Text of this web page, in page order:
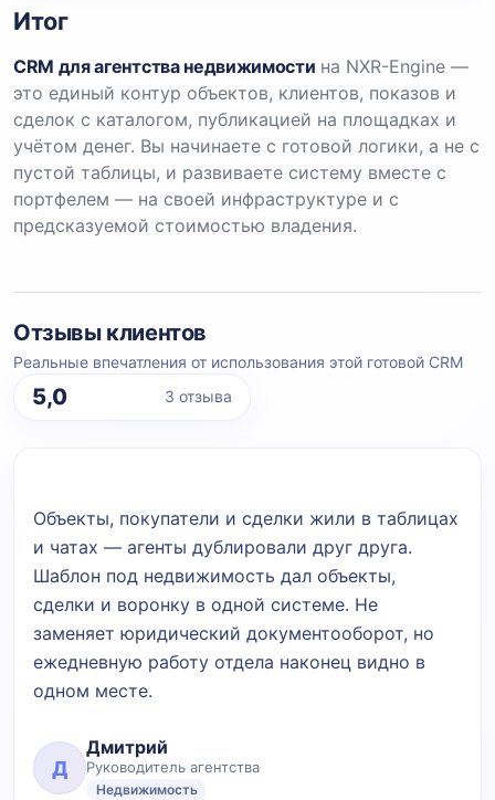
Итог
CRM для агентства недвижимости на NXR-Engine —
это единый контур объектов, клиентов, показов и
сделок с каталогом, публикацией на площадках и
учётом денег. Вы начинаете с готовой логики, а не с
пустой таблицы, и развиваете систему вместе с
портфелем — на своей инфраструктуре и с
предсказуемой стоимостью владения.
Отзывы клиентов
Реальные впечатления от использования этой готовой CRM
5,0 3 отзыва
Объекты, покупатели и сделки жили в таблицах
и чатах — агенты дублировали друг друга.
Шаблон под недвижимость дал объекты,
сделки и воронку в одной системе. Не
заменяет юридический документооборот, но
ежедневную работу отдела наконец видно в
одном месте.
Д
Дмитрий
Руководитель агентства
Недвижимость